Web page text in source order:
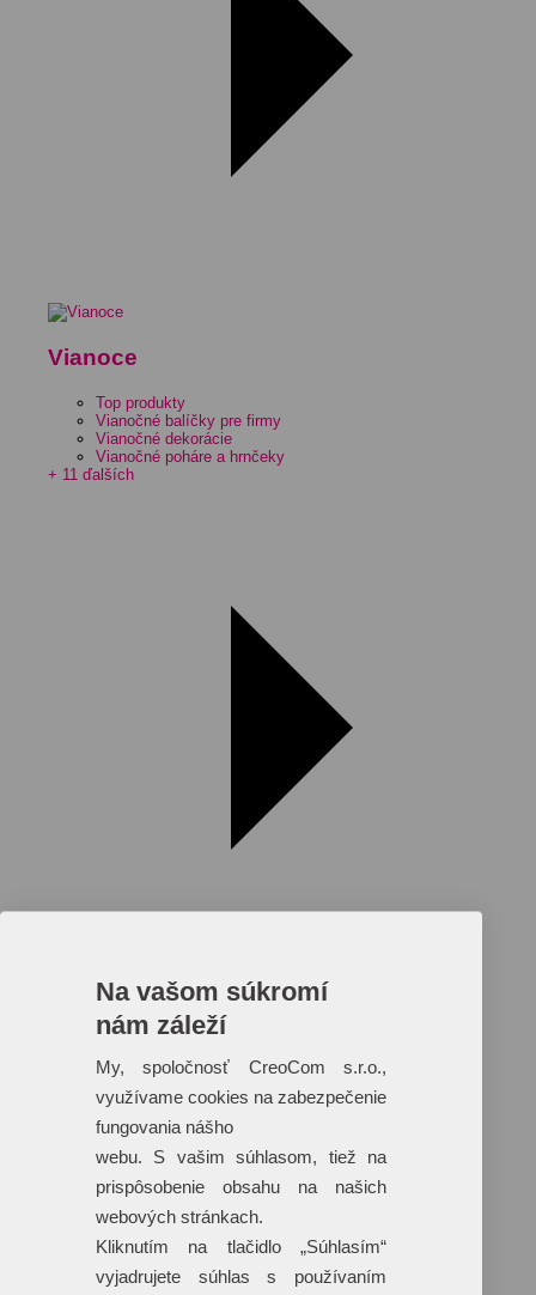
Vianoce
Top produkty
Vianočné balíčky pre firmy
Vianočné dekorácie
Vianočné poháre a hrnčeky
+ 11 ďalších
Reklamné predmety s plnofarebnou
potlačou
Dáždniky
Tašky
Hračky
Klobúky
Na vašom súkromí
nám záleží
My, spoločnosť CreoCom s.r.o.,
využívame cookies na zabezpečenie
fungovania nášho
webu. S vašim súhlasom, tiež na
prispôsobenie obsahu na našich
webových stránkach.
Kliknutím na tlačidlo „Súhlasím“
vyjadrujete súhlas s používaním